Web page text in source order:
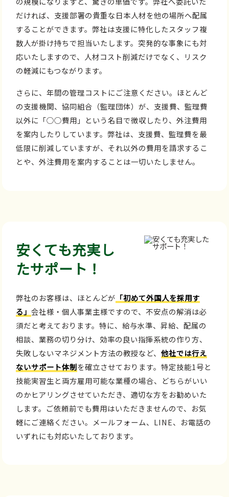
だければ、支援部署の貴重な日本人材を他の場所へ配属
することができます。弊社は支援に特化したスタッフ複
数人が掛け持ちで担当いたします。突発的な事象にも対
応いたしますので、人材コスト削減だけでなく、リスク
の軽減にもつながります。
さらに、年間の管理コストにご注意ください。ほとんど
の支援機関、協同組合（監理団体）が、支援費、監理費
以外に「○○費用」という名目で徴収したり、外注費用
を案内したりしています。弊社は、支援費、監理費を最
低限に削減していますが、それ以外の費用を請求するこ
とや、外注費用を案内することは一切いたしません。
安くても充実し
たサポート！
弊社のお客様は、ほとんどが 「初めて外国人を採用す
る」会社様・個人事業主様ですので、不安点の解消は必
須だと考えております。特に、給与水準、昇給、配属の
相談、業務の切り分け、効率の良い指揮系統の作り方、
失敗しないマネジメント方法の教授など、他社では行え
ないサポート体制を確立させております。特定技能1号と
技能実習生と両方雇用可能な業種の場合、どちらがいい
のかヒアリングさせていただき、適切な方をお勧めいた
します。ご依頼前でも費用はいただきませんので、お気
軽にご連絡ください。メールフォーム、LINE、お電話の
いずれにも対応いたしております。